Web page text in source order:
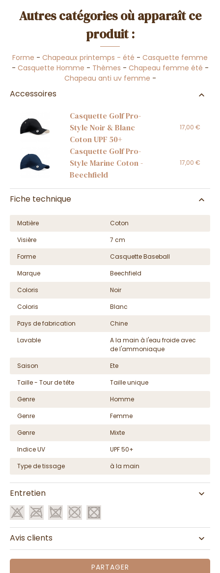
Autres catégories où apparaît ce
produit :
Forme - Chapeaux printemps - été - Casquette femme
- Casquette Homme - Thèmes - Chapeau femme été -
Chapeau anti uv femme -
Accessoires
Casquette Golf Pro-
Style Noir & Blanc
Coton UPF 50+
17,00 €
Casquette Golf Pro-
Style Marine Coton -
Beechfield
17,00 €
Fiche technique
Matière
Coton
Visière
7 cm
Forme
Casquette Baseball
Marque
Beechfield
Coloris
Noir
Coloris
Blanc
Pays de fabrication
Chine
Lavable
A la main à l'eau froide avec
de l'ammoniaque
Saison
Ete
Taille - Tour de tête
Taille unique
Genre
Homme
Genre
Femme
Genre
Mixte
Indice UV
UPF 50+
Type de tissage
à la main
Entretien
Avis clients
PARTAGER